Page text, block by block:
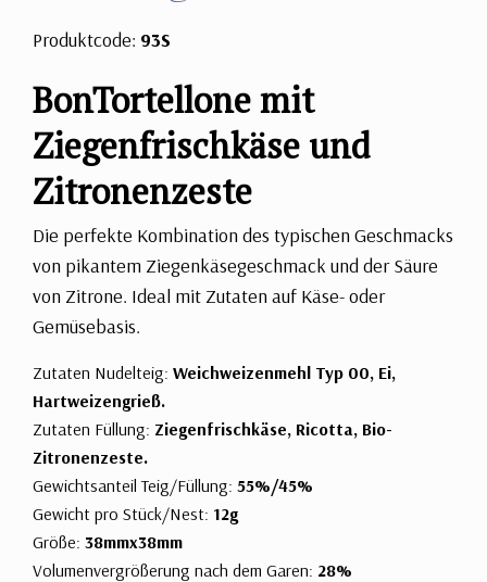
Produktcode: 93S
BonTortellone mit
Ziegenfrischkäse und
Zitronenzeste
Die perfekte Kombination des typischen Geschmacks
von pikantem Ziegenkäsegeschmack und der Säure
von Zitrone. Ideal mit Zutaten auf Käse- oder
Gemüsebasis.
Zutaten Nudelteig: Weichweizenmehl Typ 00, Ei,
Hartweizengrieß.
Zutaten Füllung: Ziegenfrischkäse, Ricotta, Bio-
Zitronenzeste.
Gewichtsanteil Teig/Füllung: 55%/45%
Gewicht pro Stück/Nest: 12g
Größe: 38mmx38mm
Volumenvergrößerung nach dem Garen: 28%